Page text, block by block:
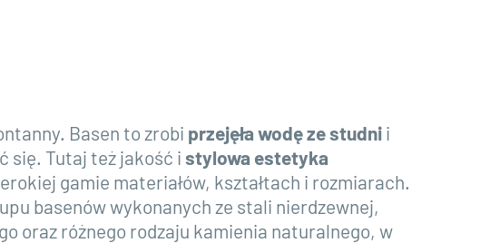
Basen to zrobi przejęła wodę ze studni i
się. Tutaj też jakość istylowa estetyka
gamie materiałów, kształtach i rozmiarach.
basenów wykonanych ze stali nierdzewnej,
oraz różnego rodzaju kamienia naturalnego, w